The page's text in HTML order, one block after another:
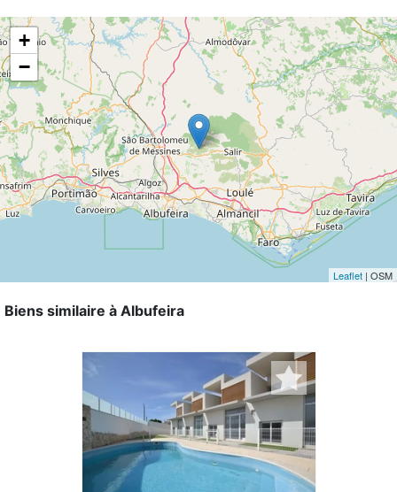
+
−
Leaflet | OSM
Biens similaire à Albufeira